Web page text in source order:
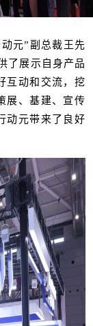
元”副总裁王先
了展示自身产品
互动和交流，挖
展、基建、宣传
动元带来了良好